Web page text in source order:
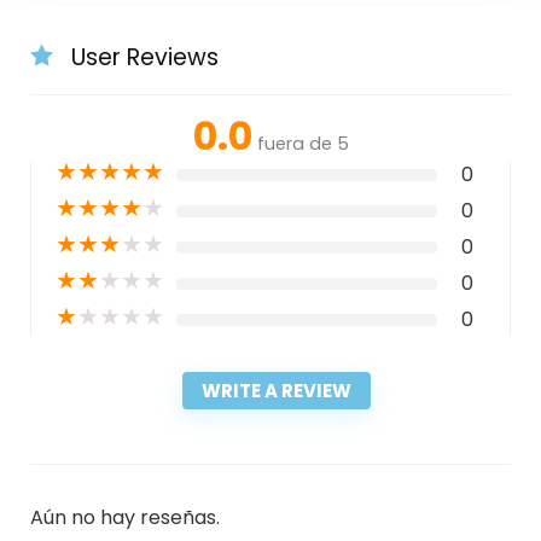
User Reviews
0.0 fuera de 5
★★★★★ 0
★★★★★ 0
★★★★★ 0
★★★★★ 0
★★★★★ 0
WRITE A REVIEW
Aún no hay reseñas.